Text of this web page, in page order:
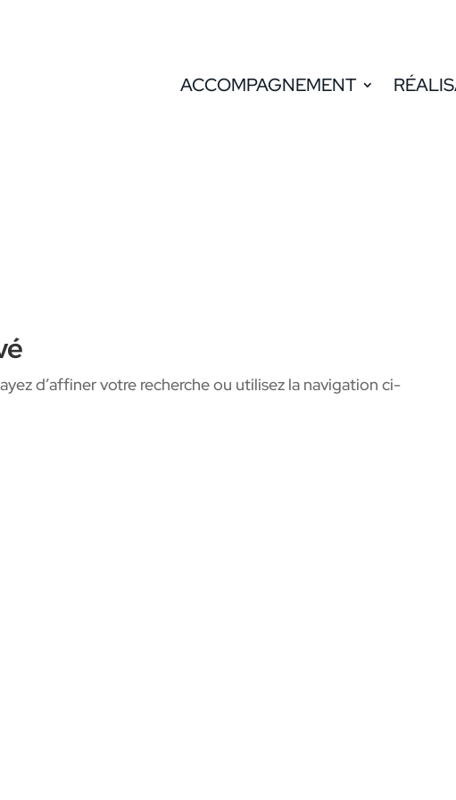
ACCOMPAGNEMENT
d’affiner votre recherche ou utilisez la navigation ci-